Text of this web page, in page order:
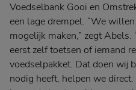
Voedselbank Gooi en
een lage drempel. “We
mogelijk maken,” zegt
eerst zelf toetsen of iemand
voedselpakket. Dat doen wij
nodig heeft, helpen we